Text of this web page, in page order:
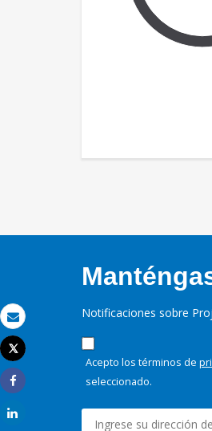
Correo electrónico
Imprimir
Tweet
Share
Notificaciones sobre
Acepto los términos de
seleccionado.